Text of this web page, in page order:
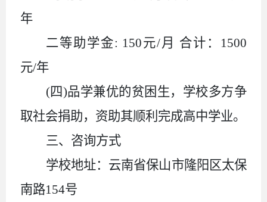
年
二等助学金: 150元/月 合计：1500
元/年
(四)品学兼优的贫困生，学校多方争
取社会捐助，资助其顺利完成高中学业。
三、咨询方式
学校地址：云南省保山市隆阳区太保
南路154号